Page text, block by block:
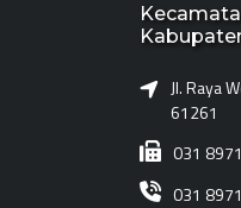
Jl. Raya
61261
031
031